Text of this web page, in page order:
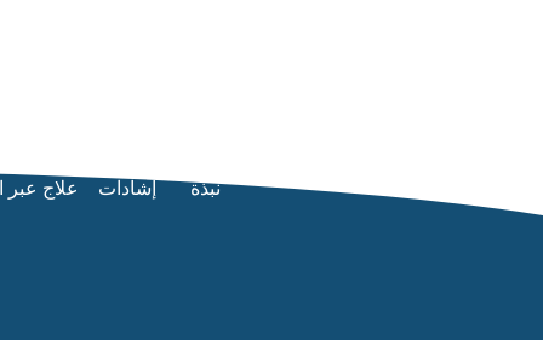
نبذة إشادات علاج عبر